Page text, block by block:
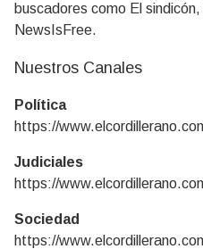
buscadores como El
NewsIsFree.
Nuestros Canales
Política
https://
Judiciales
https://
Sociedad
https://